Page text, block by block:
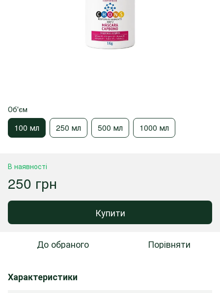
Об'єм
100 мл 250 мл 500 мл 1000 мл
В наявності
250 грн
Купити
До обраного Порівняти
Характеристики